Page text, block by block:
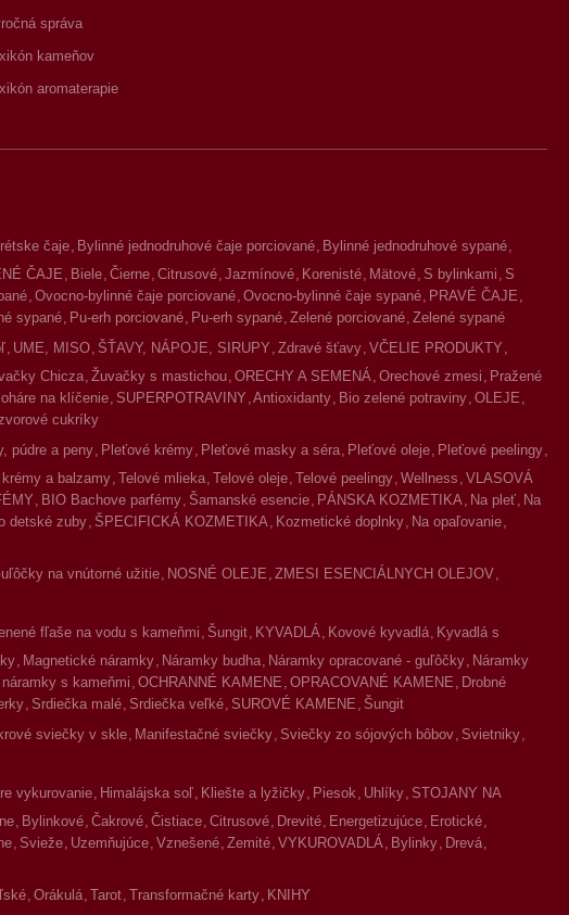
správa
kameňov
aromaterapie
čaje Bylinné jednodruhové čaje porciované Bylinné jednodruhové sypané
ČAJE Biele Čierne Citrusové Jazmínové Korenisté Mätové S bylinkami S
Ovocno-bylinné čaje porciované Ovocno-bylinné čaje sypané PRAVÉ ČAJE
sypané Pu-erh porciované Pu-erh sypané Zelené porciované Zelené sypané
UME, MISO ŠŤAVY, NÁPOJE, SIRUPY Zdravé šťavy VČELIE PRODUKTY
Chicza Žuvačky s mastichou ORECHY A SEMENÁ Orechové zmesi
Pražené
na klíčenie SUPERPOTRAVINY Antioxidanty Bio zelené potraviny OLEJE
cukríky
púdre a peny Pleťové krémy Pleťové masky a séra Pleťové oleje Pleťové peelingy
a balzamy Telové mlieka Telové oleje Telové peelingy Wellness VLASOVÁ
BIO Bachove parfémy Šamanské esencie PÁNSKA KOZMETIKA Na pleť Na
detské zuby ŠPECIFICKÁ KOZMETIKA Kozmetické doplnky Na opaľovanie
na vnútorné užitie NOSNÉ OLEJE ZMESI ESENCIÁLNYCH OLEJOV
fľaše na vodu s kameňmi Šungit KYVADLÁ Kovové kyvadlá Kyvadlá s
Magnetické náramky Náramky budha Náramky opracované - guľôčky Náramky
s kameňmi OCHRANNÉ KAMENE OPRACOVANÉ KAMENE
Drobné
Srdiečka malé Srdiečka veľké SUROVÉ KAMENE Šungit
sviečky v skle Manifestačné sviečky Sviečky zo sójových bôbov Svietniky
vykurovanie Himalájska soľ Kliešte a lyžičky Piesok Uhlíky STOJANY NA
Bylinkové Čakrové Čistiace Citrusové Drevité Energetizujúce Erotické
Svieže Uzemňujúce Vznešené Zemité VYKUROVADLÁ Bylinky Drevá
Orákulá Tarot Transformačné karty KNIHY